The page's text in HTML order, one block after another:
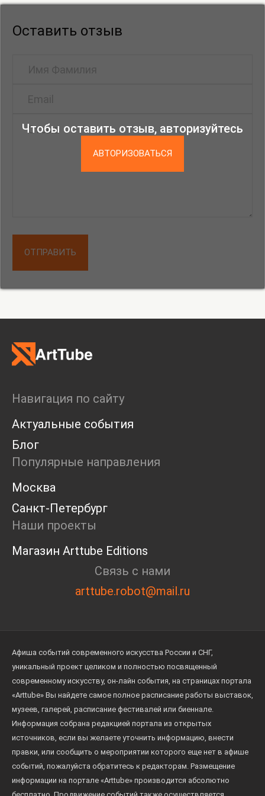
Юлия Кернер, Катя Ковалева, Константин
Корнаков, Наташа Корец, Владимир Ленин, Мария
Мичи, Варя Наткина, Аркадий Насонов, Лиза
Резникова, Максимилиан Роганов, Анна Руссова,
Сионова, Юля Степанова, Женя Стерлягова, Катя
Ольга Туманова, Теодор Тэжик, Стас Шакарвис,
Чтобы оставить отзыв, авторизуйтесь
АВТОРИЗОВАТЬСЯ
Оставить отзыв
ОТПРАВИТЬ
Навигация по сайту
Актуальные события
Блог
Популярные направления
Москва
Санкт-Петербург
Наши проекты
Магазин Arttube Editions
Связь с нами
arttube.robot@mail.ru
Афиша событий современного искусства России и СНГ,
уникальный проект целиком и полностью посвященный
современному искусству, он-лайн события, на страницах портала
«Arttube» Вы найдете самое полное расписание работы выставок,
музеев, галерей, расписание фестивалей или биеннале.
Информация собрана редакцией портала из открытых
источников, если вы желаете уточнить информацию, внести
правки, или сообщить о мероприятии которого еще нет в афише
событий, пожалуйста обратитесь к редакторам. Размещение
информации на портале «Arttube» производится абсолютно